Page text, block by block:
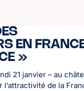
EN
»
21 janvier – au
de la